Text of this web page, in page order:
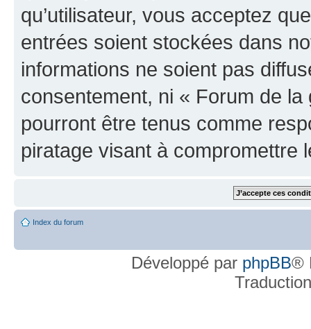
qu’utilisateur, vous acceptez
entrées soient stockées dans
informations ne soient pas
consentement, ni « Forum de
pourront être tenus comme
piratage visant à compromettre
Index du forum
Développé par phpBB®